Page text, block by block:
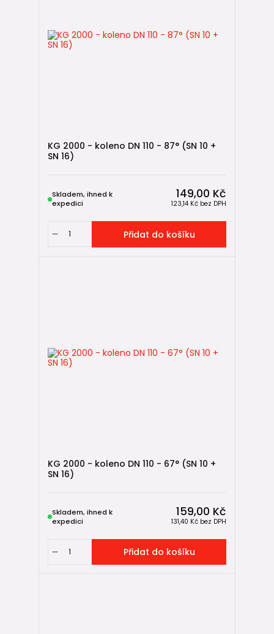
✅ Shrnutí
V kombinaci se správnou pokládkou a vhodným úhlem
změny směru představují
dlouhodobě spolehlivé řešení i
KG 2000 - koleno DN 110 - 87° (SN 10 +
SN 16)
149,00 Kč
123,14 Kč bez DPH
Skladem, ihned k
expedici
Přidat do košíku
KG 2000 - koleno DN 110 - 67° (SN 10 +
SN 16)
159,00 Kč
131,40 Kč bez DPH
Skladem, ihned k
expedici
Přidat do košíku